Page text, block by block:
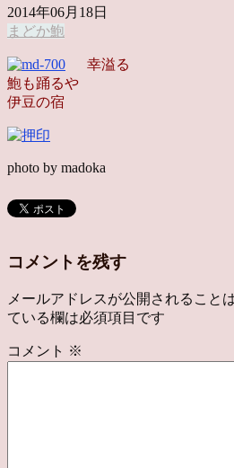
2014年06月18日
まどか鮑
幸溢る
鮑も踊るや
伊豆の宿
photo by madoka
コメントを残す
メールアドレスが公開されること
ている欄は必須項目です
コメント ※